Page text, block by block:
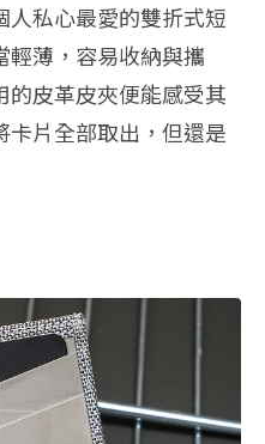
人私心最愛的雙折式短
輕薄，容易收納與攜
的皮革皮夾便能感受其
卡片全部取出，但還是